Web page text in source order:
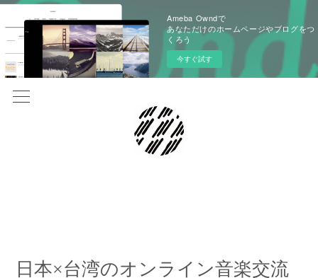
Ameba Owndで
あなただけのホームページやブログをつ
くろう
今すぐ試す
日本×台湾のオンライン音楽交流